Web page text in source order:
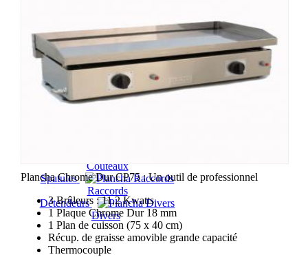
Gamme
EXTREME
Gamme RAINBOW
Gamme
PLANET
Accessoires
Couteaux
Spatules
Raccords
Détendeurs
Divers
Plancha Chrome Dur CP75 : Un outil de professionnel
3 Brûleurs : 11,2 Kwatts
1 Plaque Chrome Dur 18 mm
1 Plan de cuisson (75 x 40 cm)
Récup. de graisse amovible grande capacité
Thermocouple